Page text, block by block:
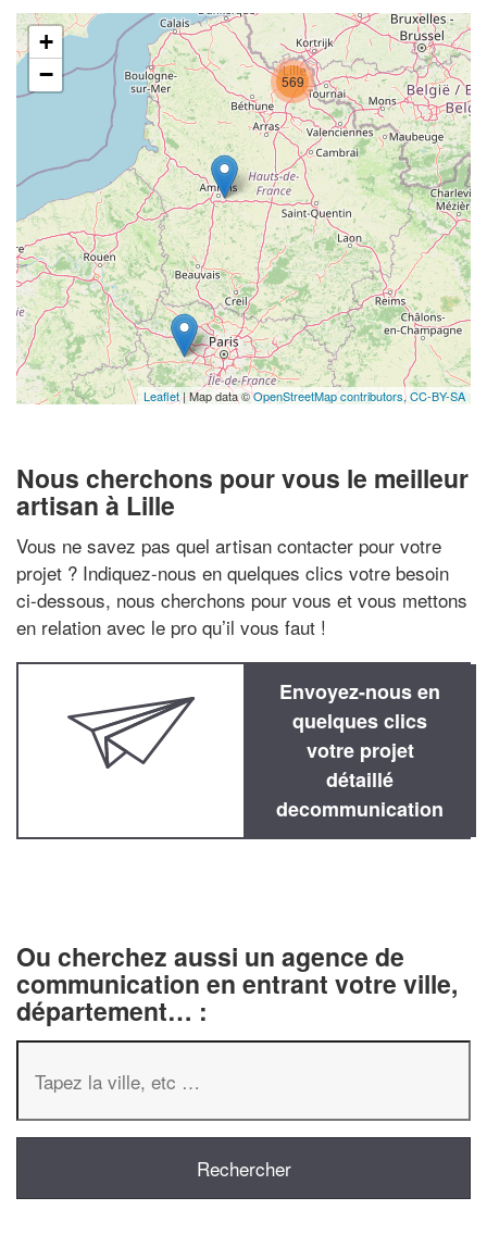
569
+
−
Leaflet| Map data ©OpenStreetMap contributors,CC-BY-SA
Nous cherchons pour vous le meilleur
artisan à Lille
Vous ne savez pas quel artisan contacter pour votre
projet ? Indiquez-nous en quelques clics votre besoin
ci-dessous, nous cherchons pour vous et vous mettons
en relation avec le pro qu’il vous faut !
Envoyez-nous en
quelques clics
votre projet
détaillé
decommunication
Ou cherchez aussi un agence de
communication en entrant votre ville,
département… :